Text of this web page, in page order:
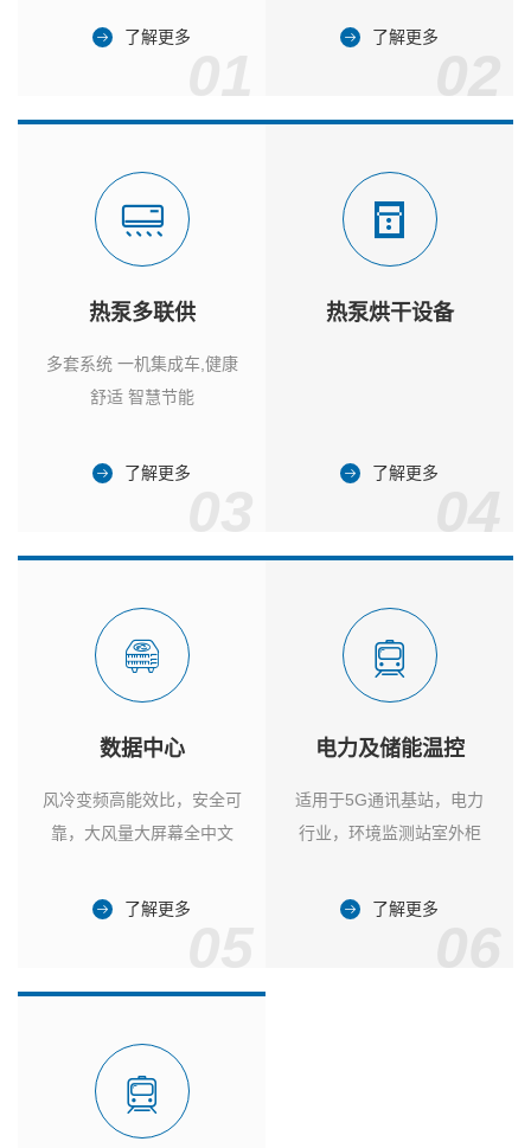
了解更多 了解更多
热泵多联供
多套系统 一机集成车,健康
舒适 智慧节能
了解更多
热泵烘干设备
了解更多
数据中心
风冷变频高能效比，安全可
靠，大风量大屏幕全中文
了解更多
电力及储能温控
适用于5G通讯基站，电力
行业，环境监测站室外柜
了解更多